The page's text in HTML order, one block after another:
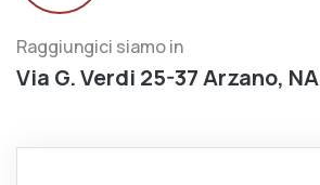
Raggiungici siamo in
Via G. Verdi 25-37 Arzano, NA